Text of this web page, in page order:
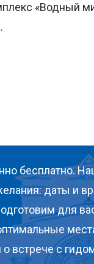
«Водный
бесплатно.
даты и
для
встрече с